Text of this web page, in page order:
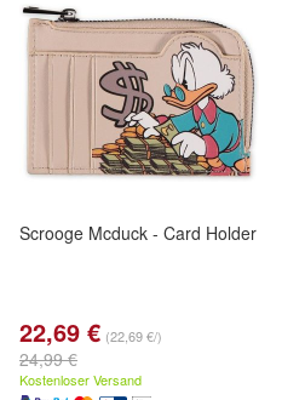
Scrooge Mcduck - Card Holder
22,69 € (22,69 €/)
24,99 €
Kostenloser Versand